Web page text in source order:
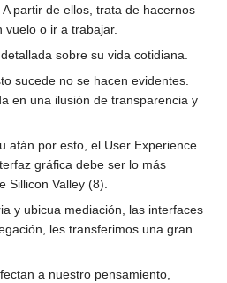
partir de ellos, trata de hacernos
vuelo o ir a trabajar.
sobre su vida cotidiana.
sucede no se hacen evidentes.
en una ilusión de transparencia y
afán por esto, el User Experience
gráfica debe ser lo más
Sillicon Valley (8).
y ubicua mediación, las interfaces
les transferimos una gran
a nuestro pensamiento,